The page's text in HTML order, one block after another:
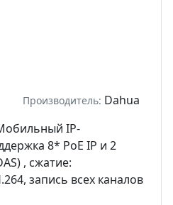
Производитель: Dahua
IP-
8* PoE IP и 2
, сжатие:
запись всех каналов